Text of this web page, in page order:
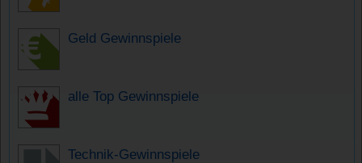
Geld Gewinnspiele
alle Top Gewinnspiele
Technik-Gewinnspiele